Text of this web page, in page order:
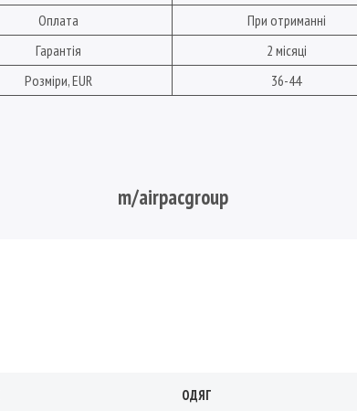
Оплата
При отриманні
Гарантія
2 місяці
Розміри, EUR
36-44
m/airpacgroup
ОДЯГ